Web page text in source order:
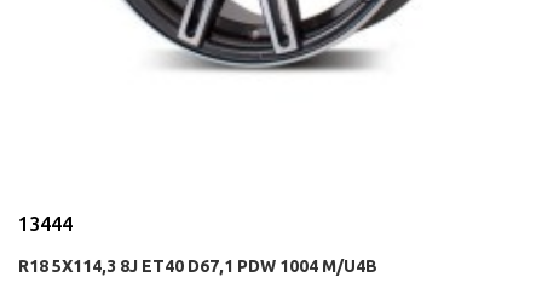
13444
R18 5X114,3 8J ET40 D67,1 PDW 1004 M/U4B